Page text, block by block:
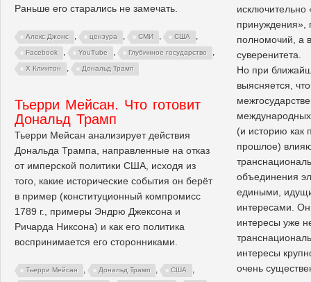
исключительно
принуждения»,
полномочий, а
суверенитета.
Но при
выясняется,
международных
(и историю как
прошлое)
объединения
едиными,
интересами.
интересы уже
интересы
очень
Раньше его старались не замечать.
Алекс Джонс , цензура , СМИ , США ,
Facebook , YouTube , Глубинное государство ,
Х Клинтон , Дональд Трамп
Тьерри Мейсан. Что готовит
Дональд Трамп
Тьерри Мейсан анализирует действия
Дональда Трампа, направленные на отказ
от имперской политики США, исходя из
того, какие исторические события он берёт
в пример (конституционный компромисс
1789 г., примеры Эндрю Джексона и
Ричарда Никсона) и как его политика
воспринимается его сторонниками.
Тьерри Мейсан , Дональд Трамп , США ,